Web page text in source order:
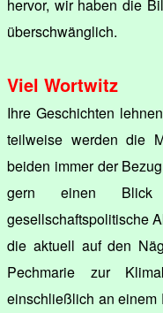
hervor, wir haben die
überschwänglich.
Viel Wortwitz
Ihre Geschichten
teilweise werden die
beiden immer der
gern einen
gesellschaftspolitische
die aktuell auf den
Pechmarie zur
einschließlich an einem